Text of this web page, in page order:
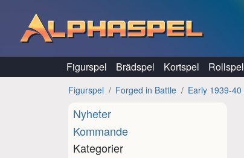
Figurspel Brädspel Kortspel Rollspel
Figurspel Forged in Battle Early 1939-
Nyheter
Kommande
Kategorier